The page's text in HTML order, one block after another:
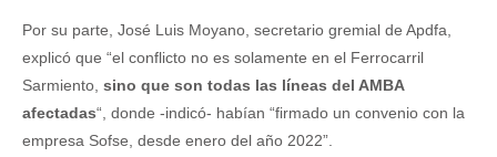
Por su parte, José Luis Moyano, secretario gremial de Apdfa,
explicó que “el conflicto no es solamente en el Ferrocarril
Sarmiento, sino que son todas las líneas del AMBA
afectadas“, donde -indicó- habían “firmado un convenio con la
empresa Sofse, desde enero del año 2022”.